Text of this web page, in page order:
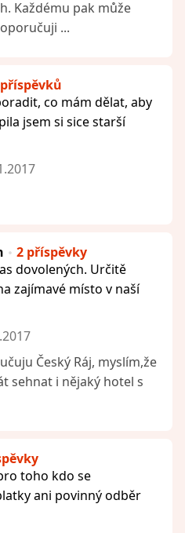
Každému pak může
...
co mám dělat, aby
jsem si sice starší
2 příspěvky
dovolených. Určitě
zajímavé místo v naší
Český Ráj, myslím,že
sehnat i nějaký hotel s
toho kdo se
ani povinný odběr